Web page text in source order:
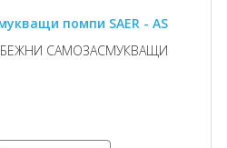
помпи SAER - AS
САМОЗАСМУКВАЩИ